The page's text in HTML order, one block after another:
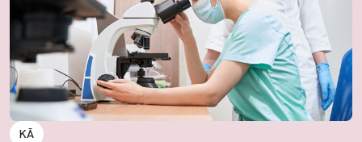
KĀ